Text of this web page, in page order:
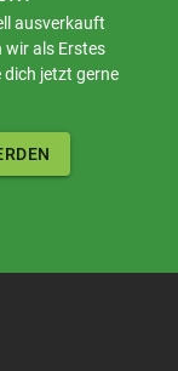
ausverkauft
wir als Erstes
dich jetzt gerne